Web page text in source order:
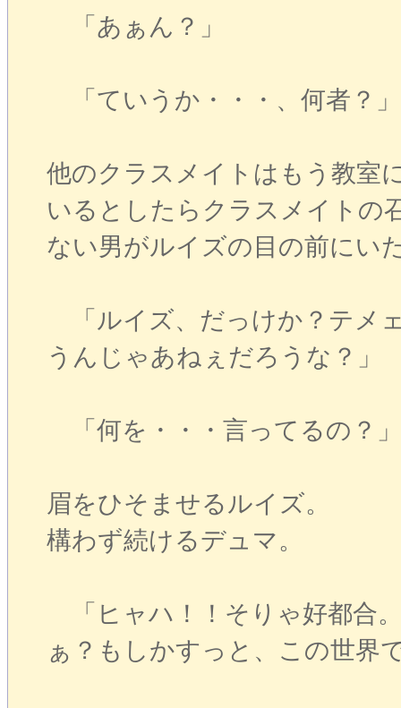
「あぁん？」
「ていうか・・・、何者？」
他のクラスメイトはもう教室
いるとしたらクラスメイトの
ない男がルイズの目の前にい
「ルイズ、だっけか？テメ
うんじゃあねぇだろうな？」
「何を・・・言ってるの？」
眉をひそませるルイズ。
構わず続けるデュマ。
「ヒャハ！！そりゃ好都合
ぁ？もしかすっと、この世界